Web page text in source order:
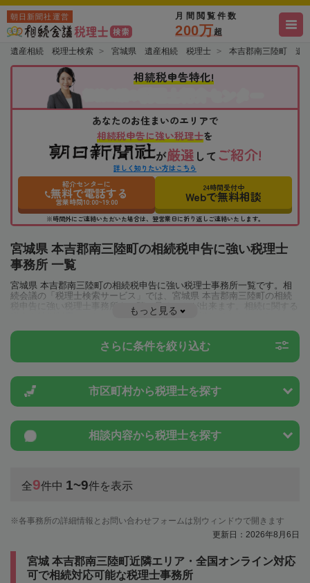
朝日新聞社運営 月間閲覧件数
200万超
遺産相続 税理士検索 宮城県 遺産相続 税理士 本吉郡南三陸町 遺
相続税申告特化!
あなたのお住まいのエリアで
相続税申告に強い税理士を
が厳選 して ご紹介!
詳しく知りたい方はこちら
紹介センターに
無料で電話する
営業時間10:00~19:00
24時間受付中
Webで無料相談
※時間外にご連絡いただいた場合は、翌営業日に折り返しご連絡いたします。
宮城県 本吉郡南三陸町の相続税申告に強い税理士
事務所 一覧
宮城県 本吉郡南三陸町の相続税申告に強い税理士事務所一覧です。相
続会議の「税理士検索サービス」では、宮城県 本吉郡南三陸町の相続
税申告に強い税理士事務所を一覧で見ることが出来ます。相続に関する
税金や特例制度のことは一度近隣の税理士に相談してみましょう。
もっと見る
さらに条件を絞り込む
市区町村から税理士を探す
相談内容から税理士を探す
全9件中 1~9件を表示
各事務所の詳細情報とお問い合わせフォームは別ウィンドウで開きます
更新日：2026年8月6日
宮城 本吉郡南三陸町近隣エリア・全国オンライン対応
可で相続対応可能な税理士事務所